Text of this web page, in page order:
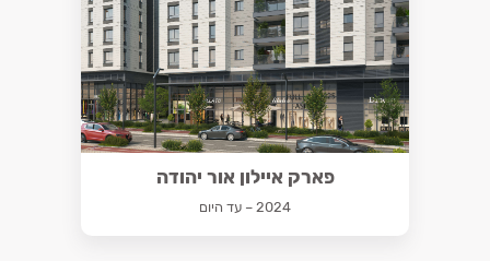
פארק איילון אור יהודה
2024 – עד היום